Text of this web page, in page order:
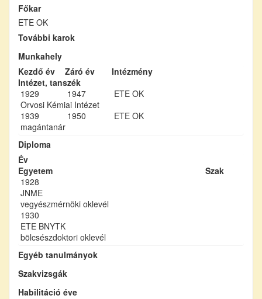
Főkar
ETE OK
További karok
Munkahely
Kezdő év
Záró év
Intézmény
Intézet, tanszék
1929
1947
ETE OK
Orvosi Kémiai Intézet
1939
1950
ETE OK
magántanár
Diploma
Év
Egyetem
Szak
1928
JNME
vegyészmérnöki oklevél
1930
ETE BNYTK
bölcsészdoktori oklevél
Egyéb tanulmányok
Szakvizsgák
Habilitáció éve